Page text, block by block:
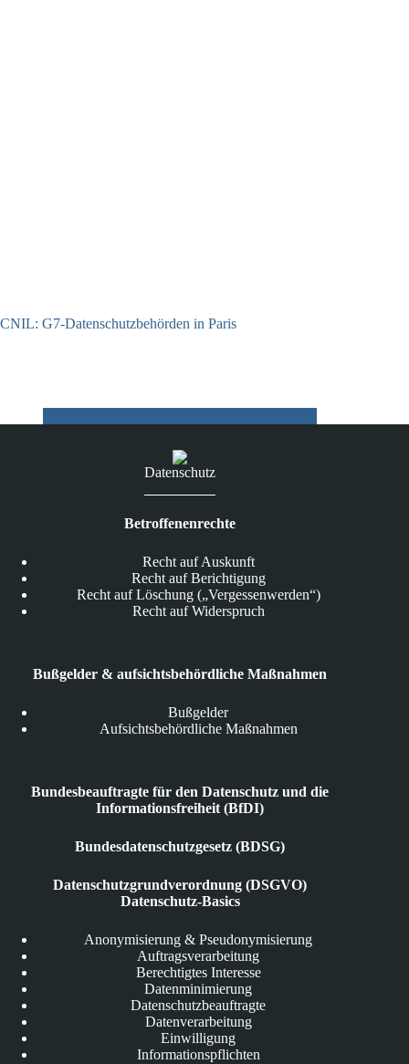
CNIL: G7-Datenschutzbehörden in Paris
Datenschutz
Betroffenenrechte
Recht auf Auskunft
Recht auf Berichtigung
Recht auf Löschung („Vergessenwerden“)
Recht auf Widerspruch
Bußgelder & aufsichtsbehördliche Maßnahmen
Bußgelder
Aufsichtsbehördliche Maßnahmen
Bundesbeauftragte für den Datenschutz und die
Informationsfreiheit (BfDI)
Bundesdatenschutzgesetz (BDSG)
Datenschutzgrundverordnung (DSGVO)
Datenschutz-Basics
Anonymisierung & Pseudonymisierung
Auftragsverarbeitung
Berechtigtes Interesse
Datenminimierung
Datenschutzbeauftragte
Datenverarbeitung
Einwilligung
Informationspflichten